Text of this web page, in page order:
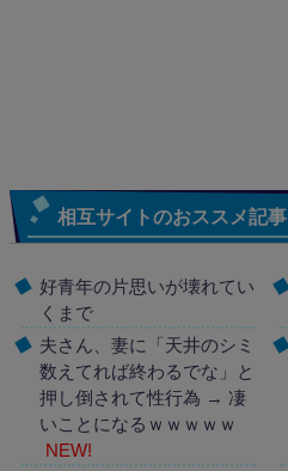
相互サイトのおススメ記事
好青年の片思いが壊れてい
くまで
夫さん、妻に「天井のシミ
数えてれば終わるでな」と
押し倒されて性行為 → 凄
いことになるｗｗｗｗｗ
NEW!